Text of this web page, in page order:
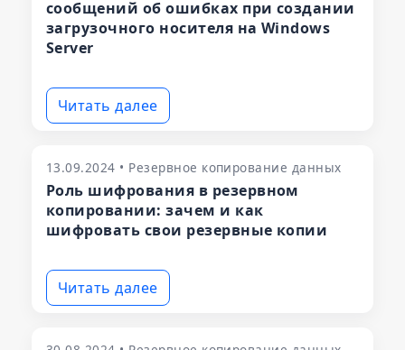
сообщений об ошибках при создании
загрузочного носителя на Windows
Server
Читать далее
13.09.2024 • Резервное копирование данных
Роль шифрования в резервном
копировании: зачем и как
шифровать свои резервные копии
Читать далее